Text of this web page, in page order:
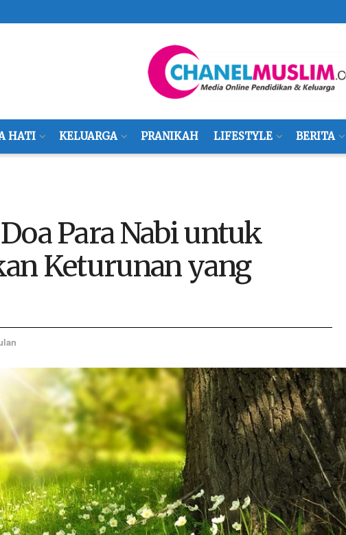
HATI KELUARGA PRANIKAH LIFESTYLE BERITA
Para Nabi untuk
Keturunan yang